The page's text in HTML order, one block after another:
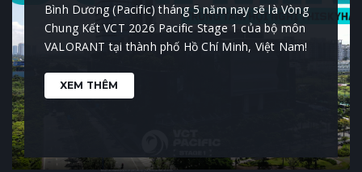
Bình Dương (Pacific) tháng 5 năm nay sẽ là Vòng
Chung Kết VCT 2026 Pacific Stage 1 của bộ môn
VALORANT tại thành phố Hồ Chí Minh, Việt Nam!
XEM THÊM